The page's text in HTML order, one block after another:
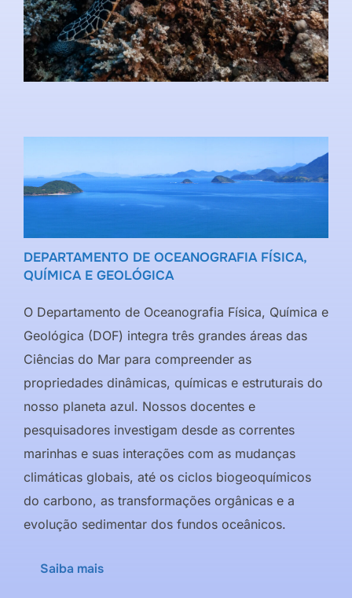
DEPARTAMENTO DE OCEANOGRAFIA FÍSICA,
QUÍMICA E GEOLÓGICA
O Departamento de Oceanografia Física, Química e
Geológica (DOF) integra três grandes áreas das
Ciências do Mar para compreender as
propriedades dinâmicas, químicas e estruturais do
nosso planeta azul. Nossos docentes e
pesquisadores investigam desde as correntes
marinhas e suas interações com as mudanças
climáticas globais, até os ciclos biogeoquímicos
do carbono, as transformações orgânicas e a
evolução sedimentar dos fundos oceânicos.
Saiba mais